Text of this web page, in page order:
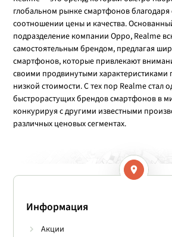
глобальном рынке смартфонов
соотношении цены и качества.
подразделение компании Oppo, Realme
самостоятельным брендом, предлагая
смартфонов, которые привлекают
своими продвинутыми характеристиками
низкой стоимости. С тех пор Realme стал
быстрорастущих брендов смартфонов в
конкурируя с другими известными
различных ценовых сегментах.
Информация
Акции